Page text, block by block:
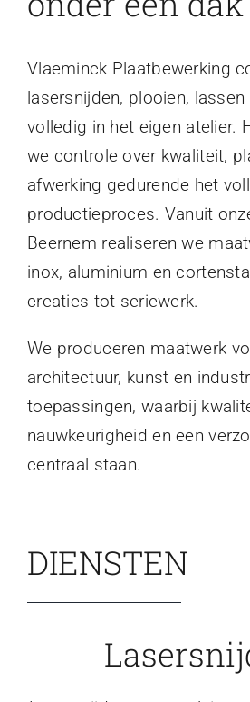
Vlaeminck Plaatbewerking
lasersnijden, plooien,
volledig in het eigen atelier.
we controle over kwaliteit,
afwerking gedurende het
productieproces. Vanuit
Beernem realiseren we
inox, aluminium en
creaties tot seriewerk.
We produceren maatwerk
architectuur, kunst en
toepassingen, waarbij
nauwkeurigheid en een
centraal staan.
DIENSTEN